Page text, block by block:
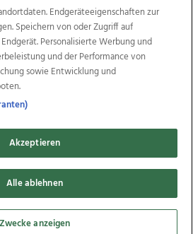
des Medienhauses Wimmer
OÖNow
Ischler Woche
OÖN Immobilien
Reise
Promenaden Galerien
wasistlos.at wirtrauern.at
Tips Zeitungs GmbH & Co KG
by
Endgeräteeigenschaften zur
Speichern von oder Zugriff auf
Personalisierte Werbung und
und der Performance von
sowie Entwicklung und
Akzeptieren
Alle ablehnen
Zwecke anzeigen